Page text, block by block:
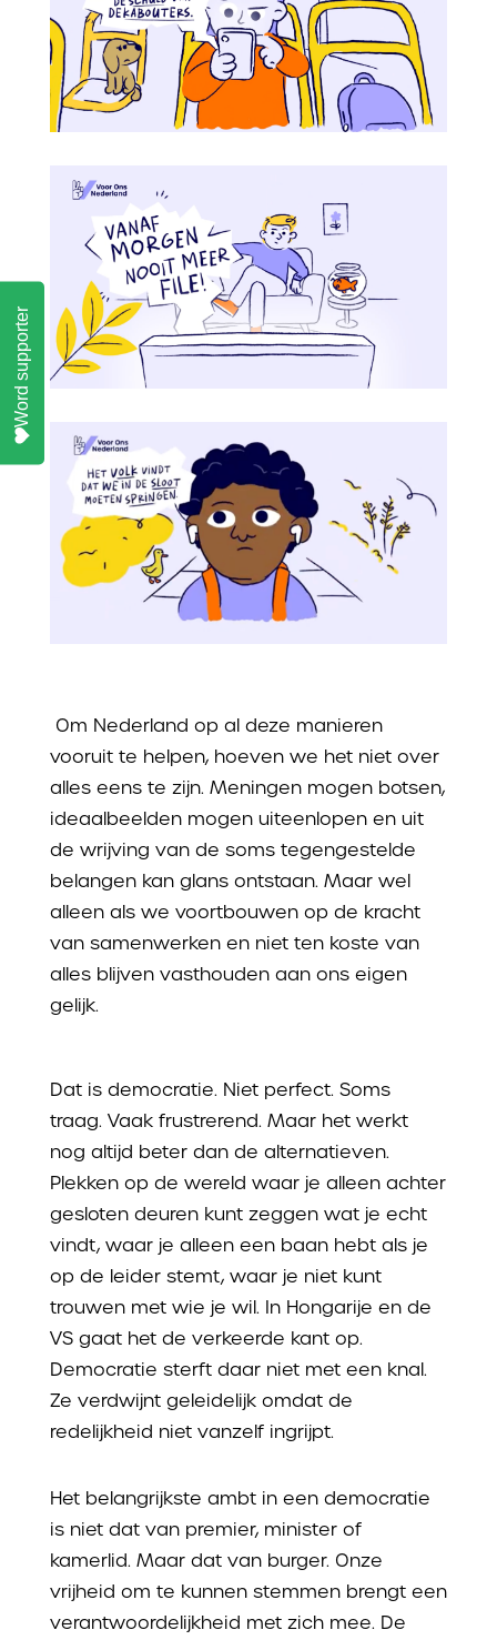
Om Nederland op al deze manieren
vooruit te helpen, hoeven we het niet over
alles eens te zijn. Meningen mogen botsen,
ideaalbeelden mogen uiteenlopen en uit
de wrijving van de soms tegengestelde
belangen kan glans ontstaan. Maar wel
alleen als we voortbouwen op de kracht
van samenwerken en niet ten koste van
alles blijven vasthouden aan ons eigen
gelijk.
Dat is democratie. Niet perfect. Soms
traag. Vaak frustrerend. Maar het werkt
nog altijd beter dan de alternatieven.
Plekken op de wereld waar je alleen achter
gesloten deuren kunt zeggen wat je echt
vindt, waar je alleen een baan hebt als je
op de leider stemt, waar je niet kunt
trouwen met wie je wil. In Hongarije en de
VS gaat het de verkeerde kant op.
Democratie sterft daar niet met een knal.
Ze verdwijnt geleidelijk omdat de
redelijkheid niet vanzelf ingrijpt.
Het belangrijkste ambt in een democratie
is niet dat van premier, minister of
kamerlid. Maar dat van burger. Onze
vrijheid om te kunnen stemmen brengt een
verantwoordelijkheid met zich mee. De
Word supporter